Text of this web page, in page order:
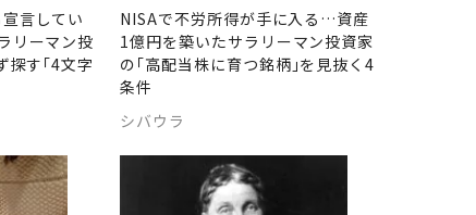
言してい
リーマン投
探す｢4文字
NISAで不労所得が手に入る…資産
1億円を築いたサラリーマン投資家
の｢高配当株に育つ銘柄｣を見抜く4
条件
シバウラ